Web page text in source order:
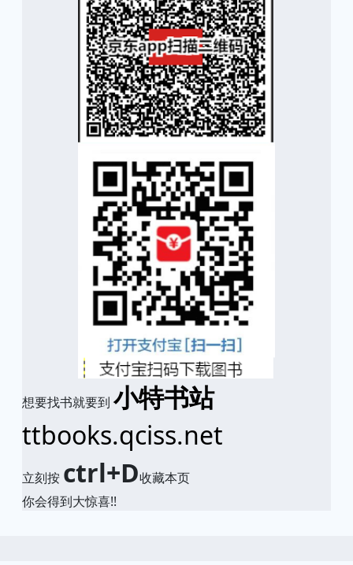
想要找书就要到 小特书站
ttbooks.qciss.net
立刻按 ctrl+D收藏本页
你会得到大惊喜!!